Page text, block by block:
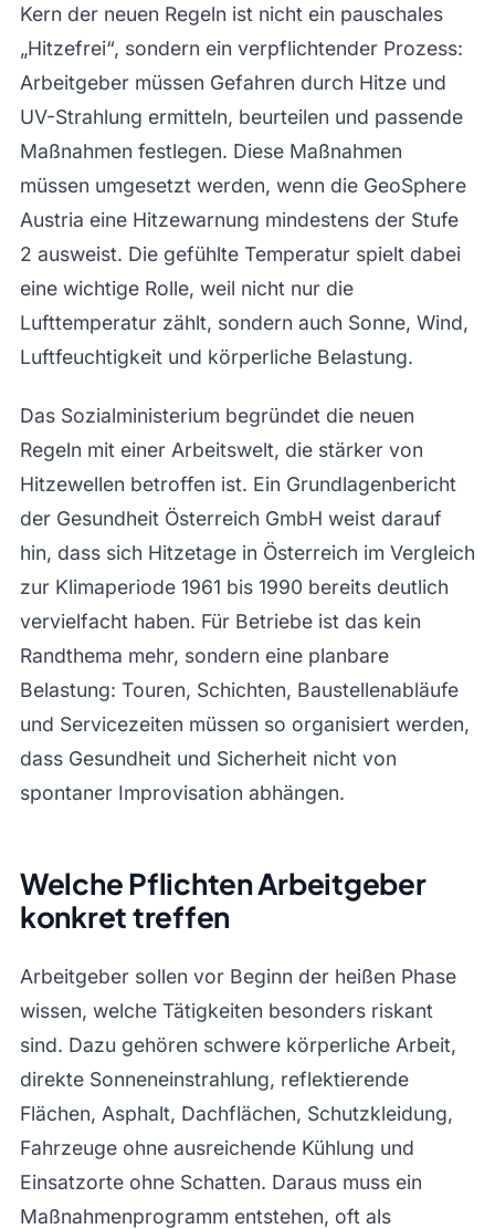
Kern der neuen Regeln ist nicht ein pauschales
„Hitzefrei“, sondern ein verpflichtender Prozess:
Arbeitgeber müssen Gefahren durch Hitze und
UV-Strahlung ermitteln, beurteilen und passende
Maßnahmen festlegen. Diese Maßnahmen
müssen umgesetzt werden, wenn die GeoSphere
Austria eine Hitzewarnung mindestens der Stufe
2 ausweist. Die gefühlte Temperatur spielt dabei
eine wichtige Rolle, weil nicht nur die
Lufttemperatur zählt, sondern auch Sonne, Wind,
Luftfeuchtigkeit und körperliche Belastung.
Das Sozialministerium begründet die neuen
Regeln mit einer Arbeitswelt, die stärker von
Hitzewellen betroffen ist. Ein Grundlagenbericht
der Gesundheit Österreich GmbH weist darauf
hin, dass sich Hitzetage in Österreich im Vergleich
zur Klimaperiode 1961 bis 1990 bereits deutlich
vervielfacht haben. Für Betriebe ist das kein
Randthema mehr, sondern eine planbare
Belastung: Touren, Schichten, Baustellenabläufe
und Servicezeiten müssen so organisiert werden,
dass Gesundheit und Sicherheit nicht von
spontaner Improvisation abhängen.
Welche Pflichten Arbeitgeber
konkret treffen
Arbeitgeber sollen vor Beginn der heißen Phase
wissen, welche Tätigkeiten besonders riskant
sind. Dazu gehören schwere körperliche Arbeit,
direkte Sonneneinstrahlung, reflektierende
Flächen, Asphalt, Dachflächen, Schutzkleidung,
Fahrzeuge ohne ausreichende Kühlung und
Einsatzorte ohne Schatten. Daraus muss ein
Maßnahmenprogramm entstehen, oft als